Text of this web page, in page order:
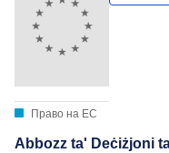
Право на ЕС
Abbozz ta' Deċiżjoni